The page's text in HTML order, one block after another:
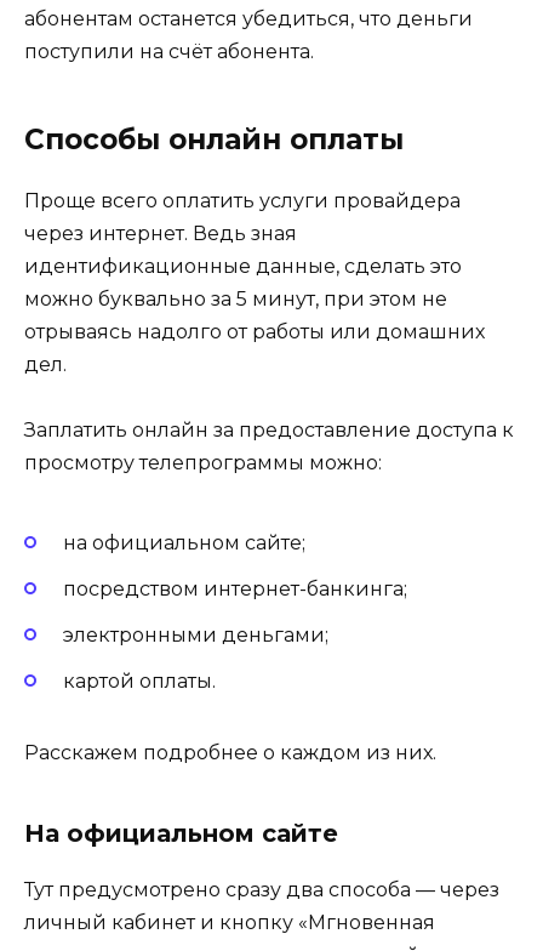
абонентам останется убедиться, что деньги
поступили на счёт абонента.
Способы онлайн оплаты
Проще всего оплатить услуги провайдера
через интернет. Ведь зная
идентификационные данные, сделать это
можно буквально за 5 минут, при этом не
отрываясь надолго от работы или домашних
дел.
Заплатить онлайн за предоставление доступа к
просмотру телепрограммы можно:
на официальном сайте;
посредством интернет-банкинга;
электронными деньгами;
картой оплаты.
Расскажем подробнее о каждом из них.
На официальном сайте
Тут предусмотрено сразу два способа — через
личный кабинет и кнопку «Мгновенная